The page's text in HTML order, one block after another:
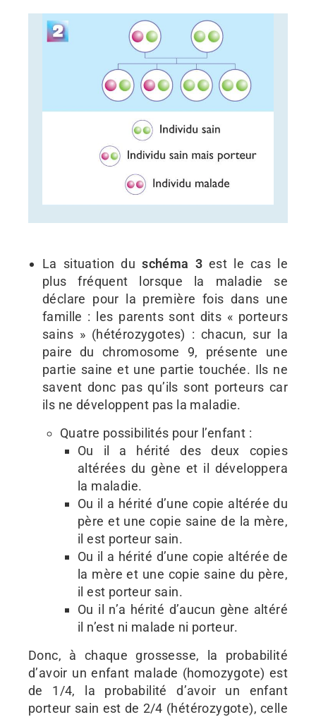
La situation duschéma 3 est le cas le
plus fréquent lorsque la maladie se
déclare pour la première fois dans une
famille : les parents sont dits « porteurs
sains » (hétérozygotes) : chacun, sur la
paire du chromosome 9, présente une
partie saine et une partie touchée. Ils ne
savent donc pas qu’ils sont porteurs car
ils ne développent pas la maladie.
Quatre possibilités pour l’enfant :
Ou il a hérité des deux copies
altérées du gène et il développera
la maladie.
Ou il a hérité d’une copie altérée du
père et une copie saine de la mère,
il est porteur sain.
Ou il a hérité d’une copie altérée de
la mère et une copie saine du père,
il est porteur sain.
Ou il n’a hérité d’aucun gène altéré
il n’est ni malade ni porteur.
Donc, à chaque grossesse, la probabilité
d’avoir un enfant malade (homozygote) est
de 1/4, la probabilité d’avoir un enfant
porteur sain est de 2/4 (hétérozygote), celle